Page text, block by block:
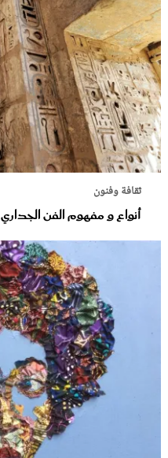
ثقافة وفنون
أنواع و مفهوم الفن الجداري